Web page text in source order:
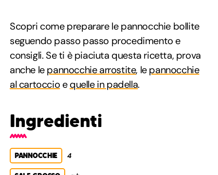
Scopri come preparare le pannocchie bollite
seguendo passo passo procedimento e
consigli. Se ti è piaciuta questa ricetta, prova
anche lepannocchie arrostite, lepannocchie
al cartoccio equelle in padella.
Ingredienti
PANNOCCHIE 4